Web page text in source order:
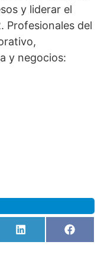
y liderar el
Profesionales del
y negocios:
Compartir
en
L
i
en
F
a